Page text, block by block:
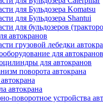
для Бульдозера Komatsu
для Бульдозера Shantui
для бульдозеров
автокранов
грузовой лебедки
для автокранов
для автокранов
поворота автокрана
автокрана
поворотное устройства